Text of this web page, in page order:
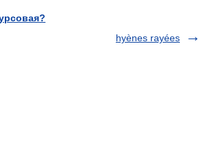
hyènes rayées